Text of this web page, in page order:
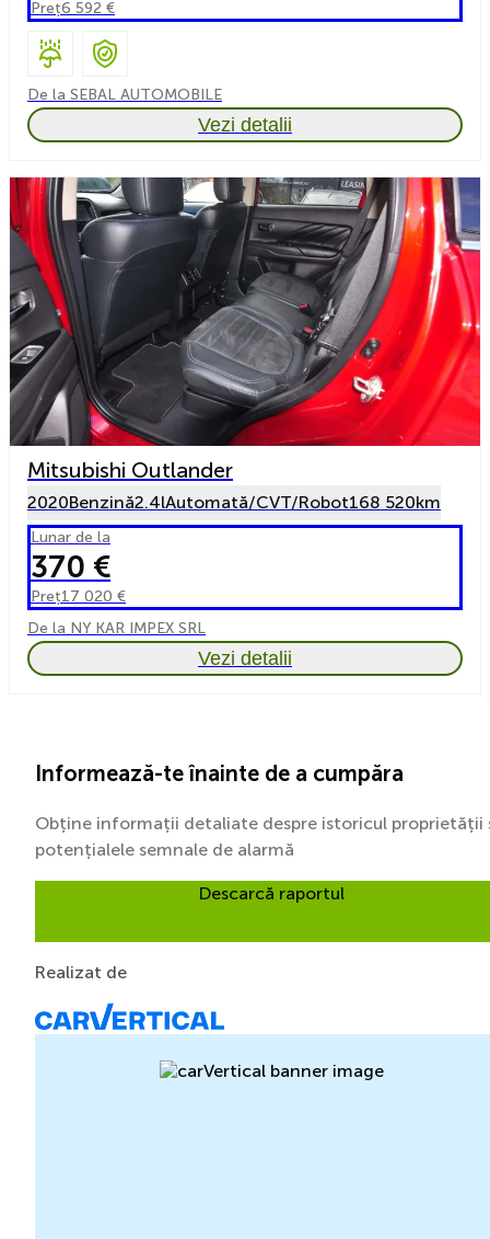
Preț6 592 €
De la SEBAL AUTOMOBILE
Vezi detalii
Mitsubishi Outlander
2020Benzină2.4lAutomată/CVT/Robot168 520km
Lunar de la
370 €
Preț17 020 €
De la NY KAR IMPEX SRL
Vezi detalii
Informează-te înainte de a cumpăra
Obține informații detaliate despre istoricul proprietății
potențialele semnale de alarmă
Descarcă raportul
Realizat de